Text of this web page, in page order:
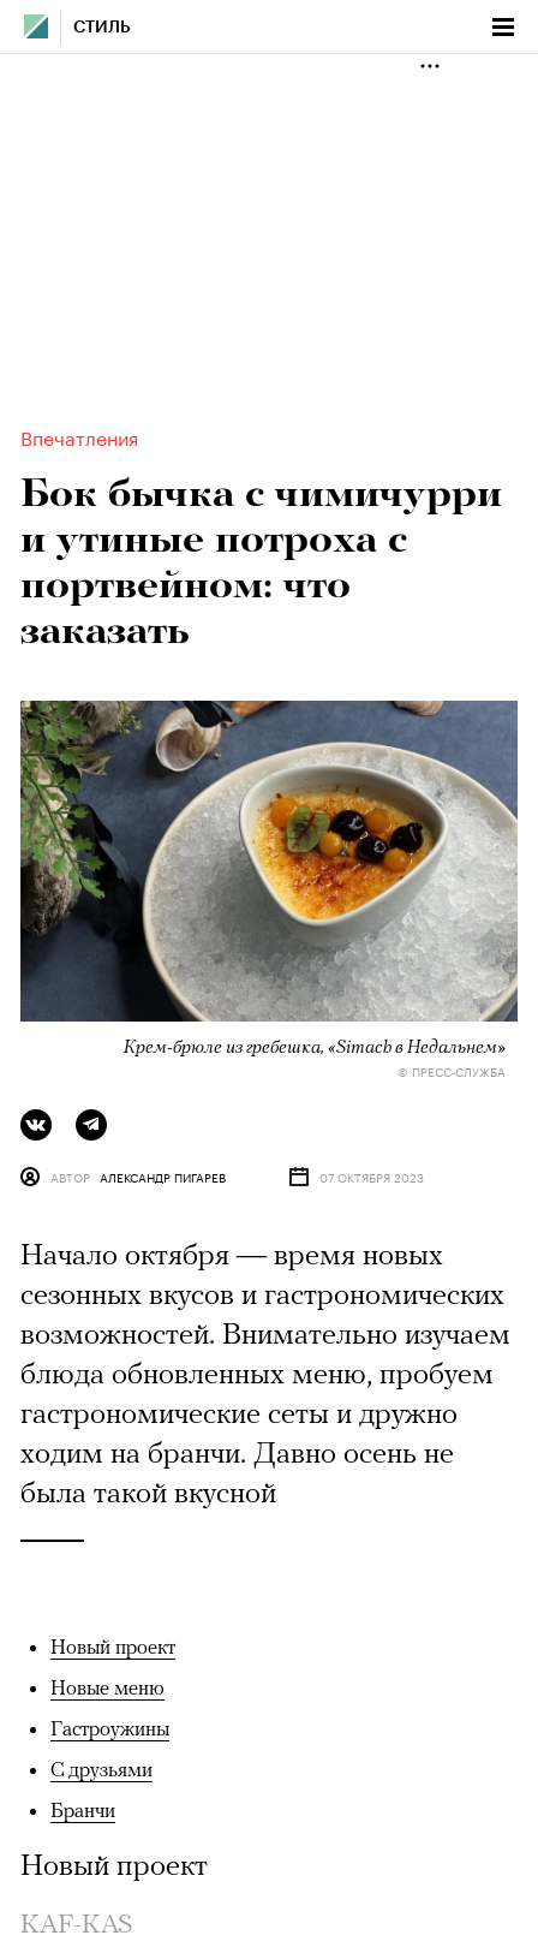
СТИЛЬ
Впечатления
Бок бычка с чимичурри
и утиные потроха с
портвейном: что
заказать
Крем-брюле из гребешка, «Simach в Недальнем»
© ПРЕСС-СЛУЖБА
АВТОР АЛЕКСАНДР ПИГАРЕВ 07 ОКТЯБРЯ 2023
Начало октября — время новых
сезонных вкусов и гастрономических
возможностей. Внимательно изучаем
блюда обновленных меню, пробуем
гастрономические сеты и дружно
ходим на бранчи. Давно осень не
была такой вкусной
Новый проект
Новые меню
Гастроужины
С друзьями
Бранчи
Новый проект
KAF-KAS